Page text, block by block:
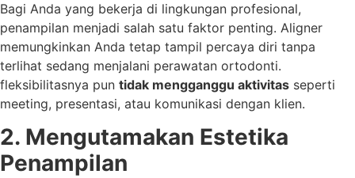
Bagi Anda yang bekerja di lingkungan profesional,
penampilan menjadi salah satu faktor penting. Aligner
memungkinkan Anda tetap tampil percaya diri tanpa
terlihat sedang menjalani perawatan ortodonti.
fleksibilitasnya pun tidak mengganggu aktivitas seperti
meeting, presentasi, atau komunikasi dengan klien.
2. Mengutamakan Estetika
Penampilan